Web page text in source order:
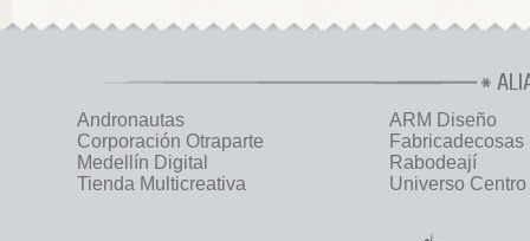
Andronautas
ARM Diseño
Corporación Otraparte
Fabricadecosas
Medellín Digital
Rabodeají
Tienda Multicreativa
Universo Centro